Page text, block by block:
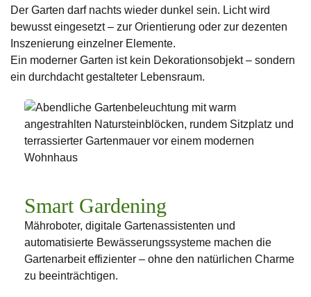
Der Garten darf nachts wieder dunkel sein. Licht wird
bewusst eingesetzt – zur Orientierung oder zur dezenten
Inszenierung einzelner Elemente.
Ein moderner Garten ist kein Dekorationsobjekt – sondern
ein durchdacht gestalteter Lebensraum.
Smart Gardening
Mähroboter, digitale Gartenassistenten und
automatisierte Bewässerungssysteme machen die
Gartenarbeit effizienter – ohne den natürlichen Charme
zu beeinträchtigen.